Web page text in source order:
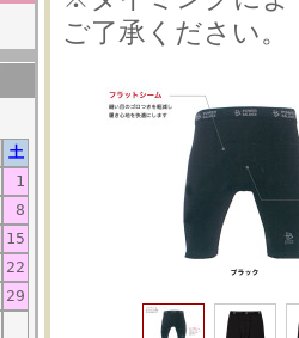
土
1
8
15
22
29
ご了承ください。